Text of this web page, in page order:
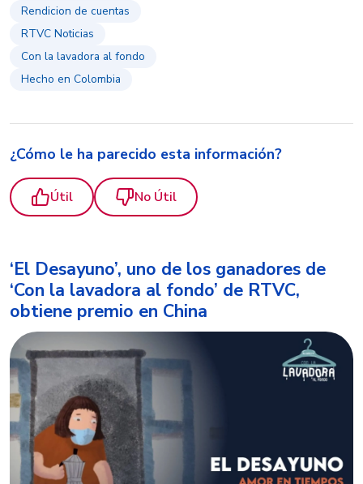
Rendicion de cuentas
RTVC Noticias
Con la lavadora al fondo
Hecho en Colombia
¿Cómo le ha parecido esta información?
Útil No Útil
‘El Desayuno’, uno de los ganadores de
‘Con la lavadora al fondo’ de RTVC,
obtiene premio en China